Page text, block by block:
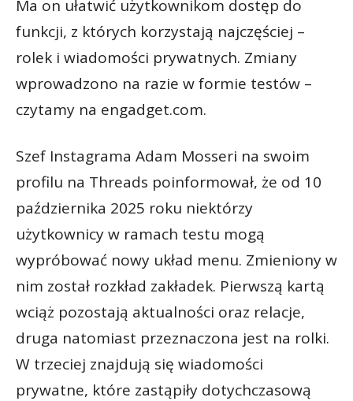
Ma on ułatwić użytkownikom dostęp do
funkcji, z których korzystają najczęściej –
rolek i wiadomości prywatnych. Zmiany
wprowadzono na razie w formie testów –
czytamy na engadget.com.
Szef Instagrama Adam Mosseri na swoim
profilu na Threads poinformował, że od 10
października 2025 roku niektórzy
użytkownicy w ramach testu mogą
wypróbować nowy układ menu. Zmieniony w
nim został rozkład zakładek. Pierwszą kartą
wciąż pozostają aktualności oraz relacje,
druga natomiast przeznaczona jest na rolki.
W trzeciej znajdują się wiadomości
prywatne, które zastąpiły dotychczasową